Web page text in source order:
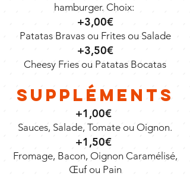
hamburger. Choix:
+3,00€
Patatas Bravas ou Frites ou Salade
+3,50€
Cheesy Fries ou Patatas Bocatas
Suppléments
+1,00€
Sauces, Salade, Tomate ou Oignon.
+1,50€
Fromage, Bacon, Oignon Caramélisé,
Œuf ou Pain